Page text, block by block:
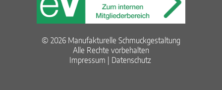
© 2026 Manufakturelle Schmuckgestaltung
Alle Rechte vorbehalten
Impressum
Datenschutz